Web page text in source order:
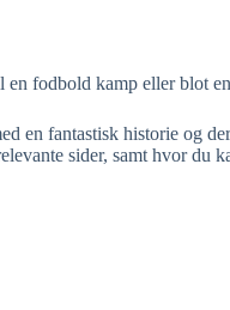
en fodbold kamp eller blot
fantastisk historie og
sider, samt hvor